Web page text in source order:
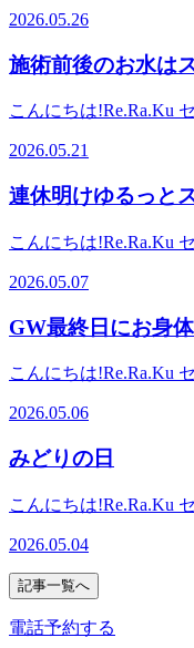
わせください。リラク
ストレッチ付ボディケ
ライン/グリーンライ
≪場所≫センター南駅1
ケ崎中央6-
さい。
ご予約はネットから24
フ一同心よりお待ちし
の予防ケア」を行いま
フ一同心よりお待ちし
比較的空きがあります
ョンスタジオマッサー
健康のための“予防”
ター南駅センター北駅
吉駅からもアクセス
から徒歩1分!横浜市都
ッド)3Fお気軽にご来
知らせです☆【爽快ヘ
頭周りをほぐします。
が期待され、泡を付け
ミングリモーネ、ソフ
す。※単体利用不可本
気です!平日も埋まり
があります!※ご予約
にお電話でお問い合わ
オリジナル「肩甲骨ス
浜市営地下鉄ブルーラ
アクセスしやすい!≪
気軽にご来店ください。
2026.05.26
施術前後のお水は
こんにちは!Re.Ra.Ku
いの?」と聞かれまし
は、筋肉をほぐすと血
筋肉に届きやすくなっ
は、水分量がかなり重
しにくくなって、人に
りやすく、せっかくリ
す!特に施術後は血流
ラックスしているから
ものはお水がおすすめ
杯のお水を意識してみ
に人気です!平日も埋
気軽にお電話でお問い
タジオマッサージ・整
題のオリジナル「肩甲
ための“予防”のボデ
2026.05.21
連休明けゆるっと
こんにちは!Re.Ra.Ku
連休後のお仕事はいつ
起きれただけで100点
い◎少し早めに帰った
しているので(平日)、
ひお越しください^^本
も埋まりやすい時間帯
※ご予約状況は変わる
問い合わせください。
「肩甲骨ストレッチ付
鉄ブルーライン/グリ
しやすい!≪場所≫セン
2026.05.07
GW最終日にお身
こんにちは!Re.Ra.Ku
の良い晴れの日が多か
れがドッと気やすいの
ださい(^^)/本日も皆様
す。直近の予約状況は
りやすい時間帯はあり
約状況は変わることが
わせください。リラク
ファンにも気持ちいい
2026.05.06
みどりの日
こんにちは!Re.Ra.Ku
だそうです。植物の良
数年で、最近は観葉植
テリアとしてはもちろ
できるのでおすすめで
2026.05.04
記事一覧へ
電話予約する